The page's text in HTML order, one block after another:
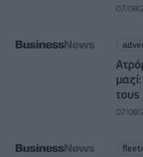
07/08/
07/08/